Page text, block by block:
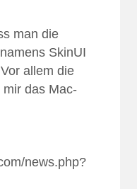
man die
SkinUI
allem die
das Mac-
news.php?